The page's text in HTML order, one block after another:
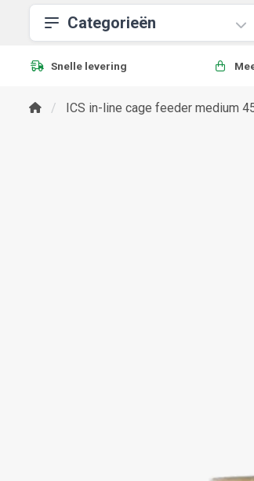
Categorieën
Snelle levering
ICS in-line cage feeder medium